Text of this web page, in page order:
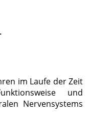
im Laufe der Zeit
und
Nervensystems